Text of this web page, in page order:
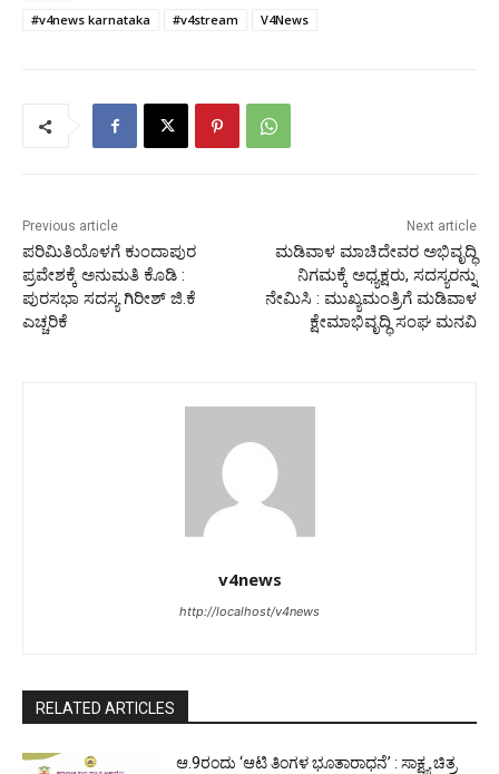
#v4news karnataka
#v4stream V4News
Previous article
ಪರಿಮಿತಿಯೊಳಗೆ ಕುಂದಾಪುರ
ಪ್ರವೇಶಕ್ಕೆ ಅನುಮತಿ ಕೊಡಿ :
ಪುರಸಭಾ ಸದಸ್ಯ ಗಿರೀಶ್ ಜಿ.ಕೆ
ಎಚ್ಚರಿಕೆ
Next article
ಮಡಿವಾಳ ಮಾಚಿದೇವರ ಅಭಿವೃದ್ಧಿ
ನಿಗಮಕ್ಕೆ ಅಧ್ಯಕ್ಷರು, ಸದಸ್ಯರನ್ನು
ನೇಮಿಸಿ : ಮುಖ್ಯಮಂತ್ರಿಗೆ ಮಡಿವಾಳ
ಕ್ಷೇಮಾಭಿವೃದ‍್ಧಿ ಸಂಘ ಮನವಿ
v4news
http://localhost/v4news
RELATED ARTICLES
ಆ.9ರಂದು ‘ಆಟಿ ತಿಂಗಳ ಭೂತಾರಾಧನೆ’ : ಸಾಕ್ಷ್ಯ ಚಿತ್ರ